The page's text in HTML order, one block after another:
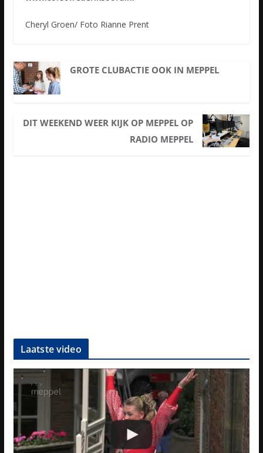
Cheryl Groen/ Foto Rianne Prent
GROTE CLUBACTIE OOK IN MEPPEL
DIT WEEKEND WEER KIJK OP MEPPEL OP
RADIO MEPPEL
Laatste video